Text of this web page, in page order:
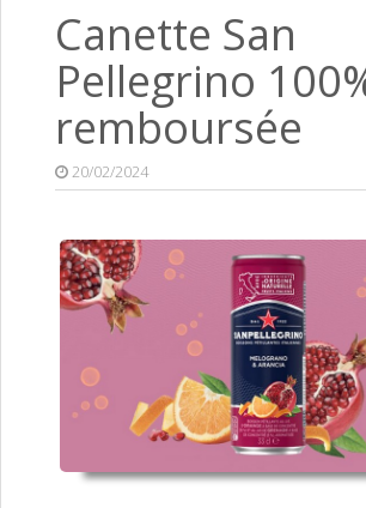
Canette San
Pellegrino
remboursée
20/02/2024